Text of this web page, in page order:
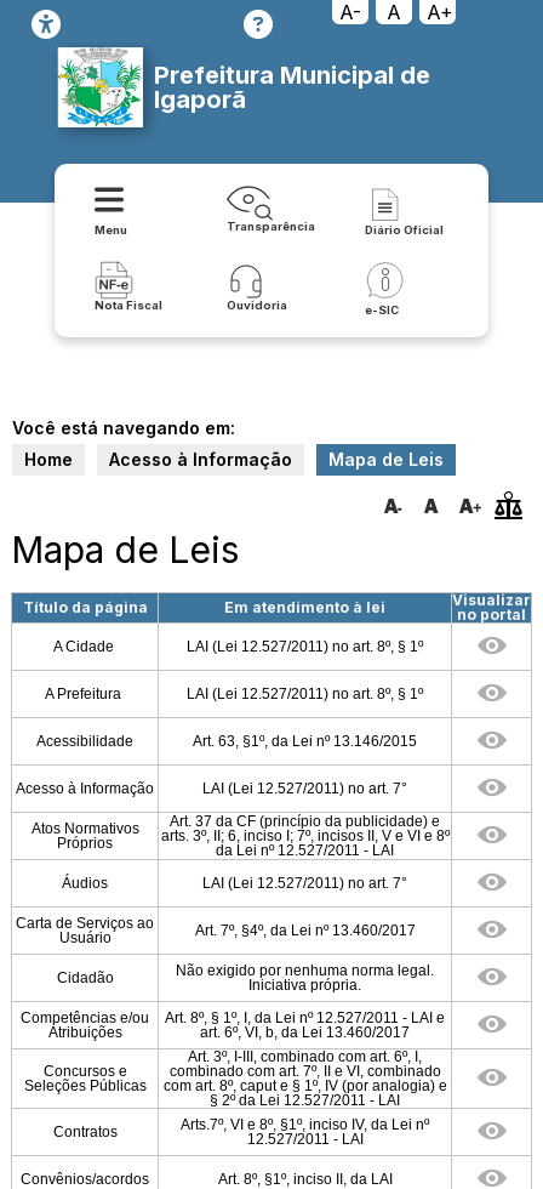
A- A A+
Prefeitura Municipal de
Igaporã
Menu Transparência Diário Oficial
Nota Fiscal Ouvidoria e-SIC
Você está navegando em:
Home
Acesso à Informação Mapa de Leis
Mapa de Leis
Título da página Em atendimento à lei
Visualizar
no portal
A Cidade LAI (Lei 12.527/2011) no art. 8º, § 1º
A Prefeitura LAI (Lei 12.527/2011) no art. 8º, § 1º
Acessibilidade Art. 63, §1º, da Lei nº 13.146/2015
Acesso à Informação LAI (Lei 12.527/2011) no art. 7°
Atos Normativos
Próprios
Art. 37 da CF (princípio da publicidade) e
arts. 3º, II; 6, inciso I; 7º, incisos II, V e VI e 8º
da Lei nº 12.527/2011 - LAI
Áudios
LAI (Lei 12.527/2011) no art. 7°
Carta de Serviços ao
Usuário
Art. 7º, §4º, da Lei nº 13.460/2017
Cidadão
Não exigido por nenhuma norma legal.
Iniciativa própria.
Competências e/ou
Atribuições
Art. 8º, § 1º, I, da Lei nº 12.527/2011 - LAI e
art. 6º, VI, b, da Lei 13.460/2017
Concursos e
Seleções Públicas
Art. 3º, I-III, combinado com art. 6º, I,
combinado com art. 7º, II e VI, combinado
com art. 8º, caput e § 1º, IV (por analogia) e
§ 2º da Lei 12.527/2011 - LAI
Contratos
Arts.7º, VI e 8º, §1º, inciso IV, da Lei nº
12.527/2011 - LAI
Convênios/acordos Art. 8º, §1º, inciso II, da LAI